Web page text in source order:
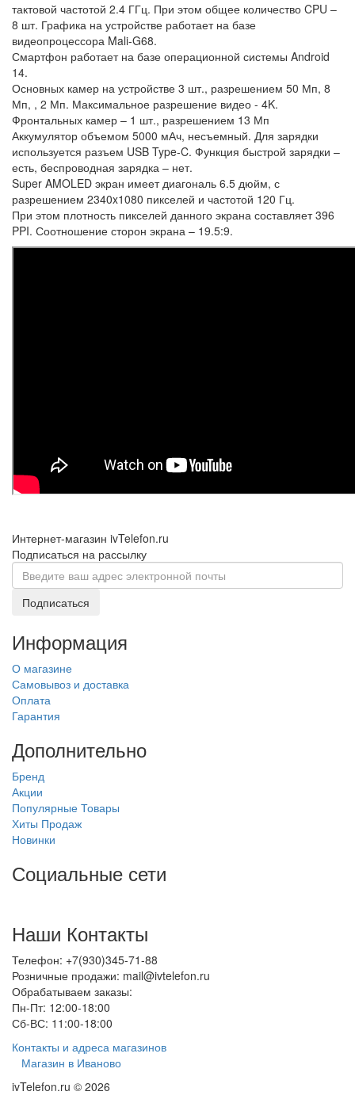
тактовой частотой 2.4 ГГц. При этом общее количество CPU –
8 шт. Графика на устройстве работает на базе
видеопроцессора Mali-G68.
Смартфон работает на базе операционной системы Android
14.
Основных камер на устройстве 3 шт., разрешением 50 Мп, 8
Мп, , 2 Мп. Максимальное разрешение видео - 4K.
Фронтальных камер – 1 шт., разрешением 13 Мп
Аккумулятор объемом 5000 мАч, несъемный. Для зарядки
используется разъем USB Type-C. Функция быстрой зарядки –
есть, беспроводная зарядка – нет.
Super AMOLED экран имеет диагональ 6.5 дюйм, с
разрешением 2340x1080 пикселей и частотой 120 Гц.
При этом плотность пикселей данного экрана составляет 396
PPI. Соотношение сторон экрана – 19.5:9.
Интернет-магазин ivTelefon.ru
Подписаться на рассылку
Подписаться
Информация
О магазине
Самовывоз и доставка
Оплата
Гарантия
Дополнительно
Бренд
Акции
Популярные Товары
Хиты Продаж
Новинки
Социальные сети
Наши Контакты
Телефон: +7(930)345-71-88
Розничные продажи: mail@ivtelefon.ru
Обрабатываем заказы:
Пн-Пт: 12:00-18:00
Сб-ВС: 11:00-18:00
Контакты и адреса магазинов
Магазин в Иваново
ivTelefon.ru © 2026